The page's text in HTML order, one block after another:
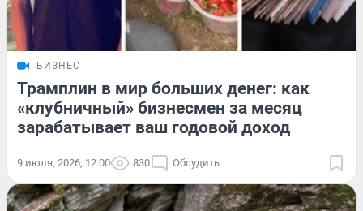
БИЗНЕС
Трамплин в мир больших денег: как
«клубничный» бизнесмен за месяц
зарабатывает ваш годовой доход
9 июля, 2026, 12:00 830 Обсудить